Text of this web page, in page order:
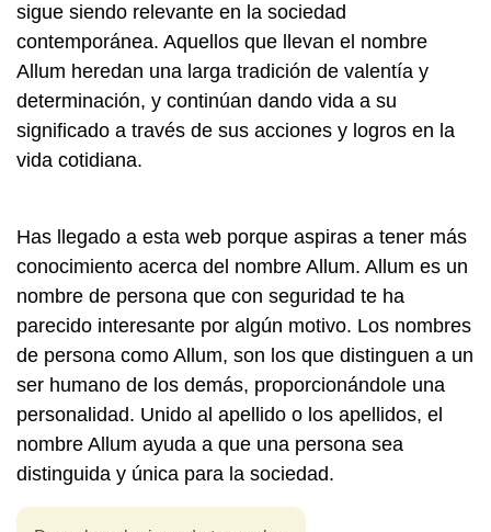
sigue siendo relevante en la sociedad
contemporánea. Aquellos que llevan el nombre
Allum heredan una larga tradición de valentía y
determinación, y continúan dando vida a su
significado a través de sus acciones y logros en la
vida cotidiana.
Has llegado a esta web porque aspiras a tener más
conocimiento acerca del nombre Allum. Allum es un
nombre de persona que con seguridad te ha
parecido interesante por algún motivo. Los nombres
de persona como Allum, son los que distinguen a un
ser humano de los demás, proporcionándole una
personalidad. Unido al apellido o los apellidos, el
nombre Allum ayuda a que una persona sea
distinguida y única para la sociedad.